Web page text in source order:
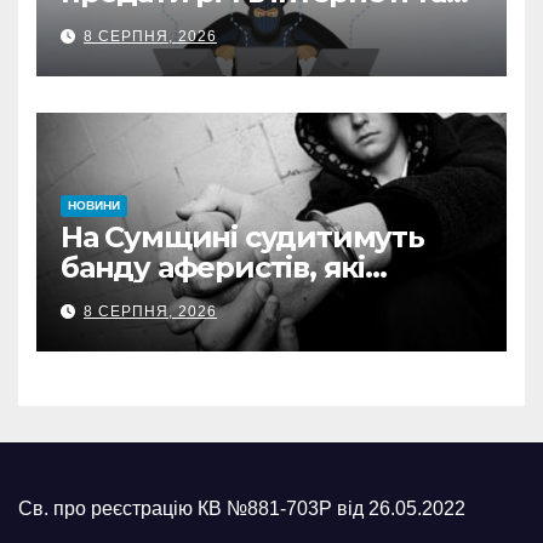
втратив 39,2 тис. грн з
карток матері
8 СЕРПНЯ, 2026
НОВИНИ
На Сумщині судитимуть
банду аферистів, які
виманили у військових
понад 1 млн грн
8 СЕРПНЯ, 2026
Св. про реєстрацію КВ №881-703Р від 26.05.2022